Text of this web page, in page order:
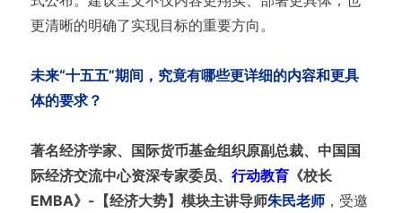
更清晰的明确了实现目标的重要方向。
未来“十五五”期间，究竟有哪些更详细的内容和更具
体的要求？
著名经济学家、国际货币基金组织原副总裁、中国国
际经济交流中心资深专家委员、 行动教育《校长
EMBA》-【经济大势】模块主讲导师朱民老师，受邀